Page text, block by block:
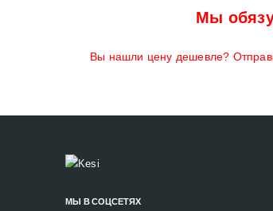
Мы
Вы нашли цену дешевле?
МЫ В СОЦСЕТЯХ